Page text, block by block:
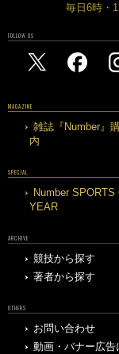
毎日6時・
FOLLOW US
MAGAZINE
雑誌『Number』
内
SPECIAL
Number SPORTS
YEAR
ARCHIVE
競技から探す
著者から探す
OTHERS
お問い合わせ
動画・バナー広告